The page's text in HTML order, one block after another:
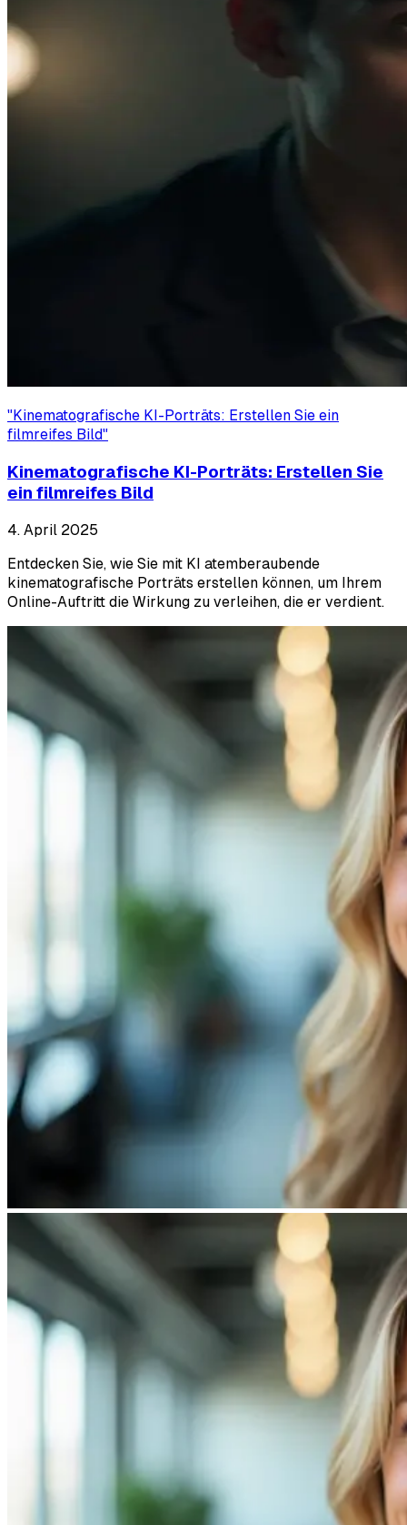
"Kinematografische KI-Porträts: Erstellen Sie ein
filmreifes Bild"
Kinematografische KI-Porträts: Erstellen Sie
ein filmreifes Bild
4. April 2025
Entdecken Sie, wie Sie mit KI atemberaubende
kinematografische Porträts erstellen können, um Ihrem
Online-Auftritt die Wirkung zu verleihen, die er verdient.